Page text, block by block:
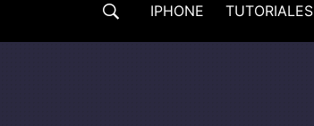
IPHONE TUTORIALES